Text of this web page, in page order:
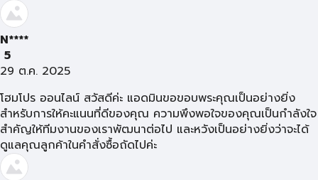
N****
5
29 ต.ค. 2025
โฮมโปร ออนไลน์ สวัสดีค่ะ แอดมินขอขอบพระคุณเป็นอย่างยิ่ง
สำหรับการให้คะแนนที่ดีของคุณ ความพึงพอใจของคุณเป็นกำลังใจ
สำคัญให้ทีมงานของเราพัฒนาต่อไป และหวังเป็นอย่างยิ่งว่าจะได้
ดูแลคุณลูกค้าในคำสั่งซื้อถัดไปค่ะ